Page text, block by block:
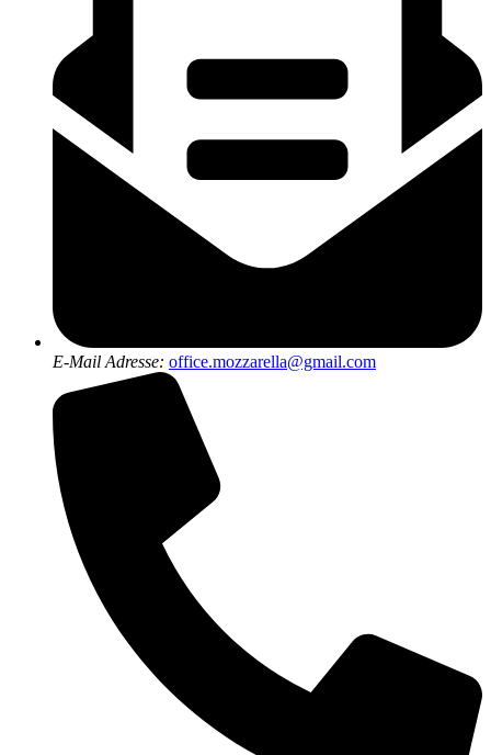
E-Mail Adresse: office.mozzarella@gmail.com